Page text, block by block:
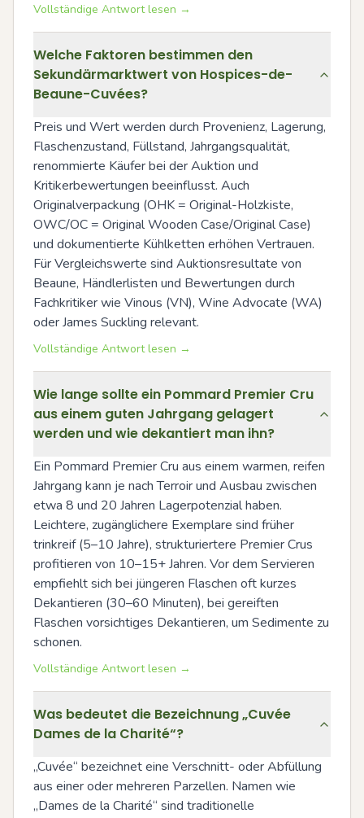
Vollständige Antwort lesen →
Welche Faktoren bestimmen den
Sekundärmarktwert von Hospices-de-
Beaune-Cuvées?
Preis und Wert werden durch Provenienz, Lagerung,
Flaschenzustand, Füllstand, Jahrgangsqualität,
renommierte Käufer bei der Auktion und
Kritikerbewertungen beeinflusst. Auch
Originalverpackung (OHK = Original-Holzkiste,
OWC/OC = Original Wooden Case/Original Case)
und dokumentierte Kühlketten erhöhen Vertrauen.
Für Vergleichswerte sind Auktionsresultate von
Beaune, Händlerlisten und Bewertungen durch
Fachkritiker wie Vinous (VN), Wine Advocate (WA)
oder James Suckling relevant.
Vollständige Antwort lesen →
Wie lange sollte ein Pommard Premier Cru
aus einem guten Jahrgang gelagert
werden und wie dekantiert man ihn?
Ein Pommard Premier Cru aus einem warmen, reifen
Jahrgang kann je nach Terroir und Ausbau zwischen
etwa 8 und 20 Jahren Lagerpotenzial haben.
Leichtere, zugänglichere Exemplare sind früher
trinkreif (5–10 Jahre), strukturiertere Premier Crus
profitieren von 10–15+ Jahren. Vor dem Servieren
empfiehlt sich bei jüngeren Flaschen oft kurzes
Dekantieren (30–60 Minuten), bei gereiften
Flaschen vorsichtiges Dekantieren, um Sedimente zu
schonen.
Vollständige Antwort lesen →
Was bedeutet die Bezeichnung „Cuvée
Dames de la Charité“?
„Cuvée“ bezeichnet eine Verschnitt- oder Abfüllung
aus einer oder mehreren Parzellen. Namen wie
„Dames de la Charité“ sind traditionelle